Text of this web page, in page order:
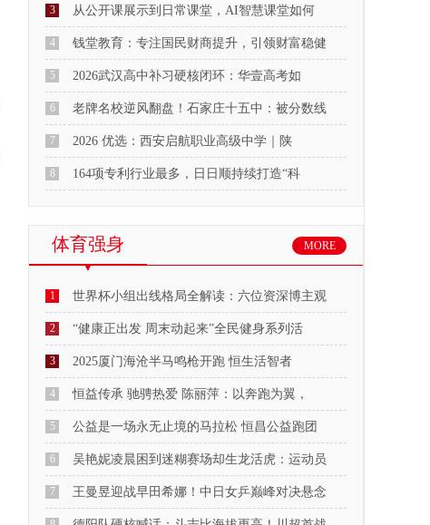
3 从公开课展示到日常课堂，AI智慧课堂如何
4 钱堂教育：专注国民财商提升，引领财富稳健
5 2026武汉高中补习硬核闭环：华壹高考如
6 老牌名校逆风翻盘！石家庄十五中：被分数线
7 2026 优选：西安启航职业高级中学｜陕
8 164项专利行业最多，日日顺持续打造“科
体育强身 MORE
1 世界杯小组出线格局全解读：六位资深博主观
2 “健康正出发 周末动起来”全民健身系列活
3 2025厦门海沧半马鸣枪开跑 恒生活智者
4 恒益传承 驰骋热爱 陈丽萍：以奔跑为翼，
5 公益是一场永无止境的马拉松 恒昌公益跑团
6 吴艳妮凌晨困到迷糊赛场却生龙活虎：运动员
7 王曼昱迎战早田希娜！中日女乒巅峰对决悬念